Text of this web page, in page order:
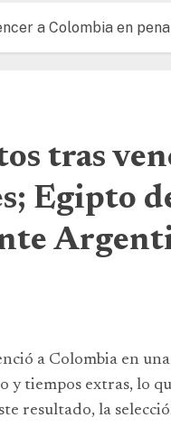
a Colombia en
tras
Egipto
a Colombia en
tiempos extras, lo
resultado, la